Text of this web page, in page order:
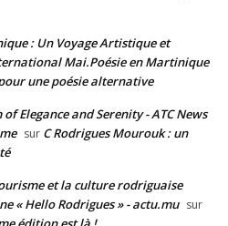
: Un Voyage Artistique et
Mai.Poésie en Martinique
une poésie alternative
Elegance and Serenity - ATC News
sur C Rodrigues Mourouk : un
et la culture rodriguaise
« Hello Rodrigues » - actu.mu sur